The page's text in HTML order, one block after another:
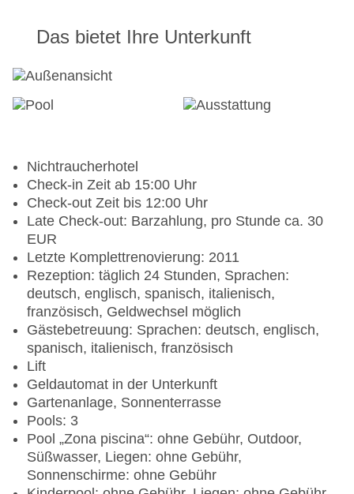
Das bietet Ihre Unterkunft
Nichtraucherhotel
Check-in Zeit ab 15:00 Uhr
Check-out Zeit bis 12:00 Uhr
Late Check-out: Barzahlung, pro Stunde ca. 30
EUR
Letzte Komplettrenovierung: 2011
Rezeption: täglich 24 Stunden, Sprachen:
deutsch, englisch, spanisch, italienisch,
französisch, Geldwechsel möglich
Gästebetreuung: Sprachen: deutsch, englisch,
spanisch, italienisch, französisch
Lift
Geldautomat in der Unterkunft
Gartenanlage, Sonnenterrasse
Pools: 3
Pool „Zona piscina“: ohne Gebühr, Outdoor,
Süßwasser, Liegen: ohne Gebühr,
Sonnenschirme: ohne Gebühr